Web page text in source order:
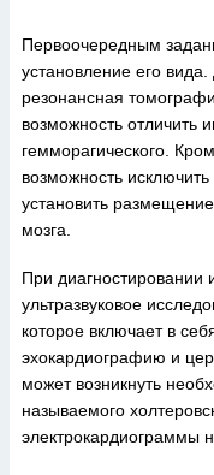
Первоочередным
установление его
резонансная
возможность отличить
гемморагического.
возможность
установить
мозга.
При диагностировании
ультразвуковое
которое включает в
эхокардиографию и
может возникнуть
называемого
электрокардиограммы